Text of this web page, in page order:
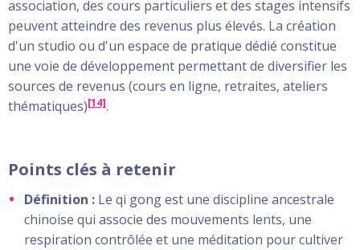
association, des cours particuliers et des stages intensifs
peuvent atteindre des revenus plus élevés. La création
d'un studio ou d'un espace de pratique dédié constitue
une voie de développement permettant de diversifier les
sources de revenus (cours en ligne, retraites, ateliers
thématiques)[14].
Points clés à retenir
Définition : Le qi gong est une discipline ancestrale
chinoise qui associe des mouvements lents, une
respiration contrôlée et une méditation pour cultiver